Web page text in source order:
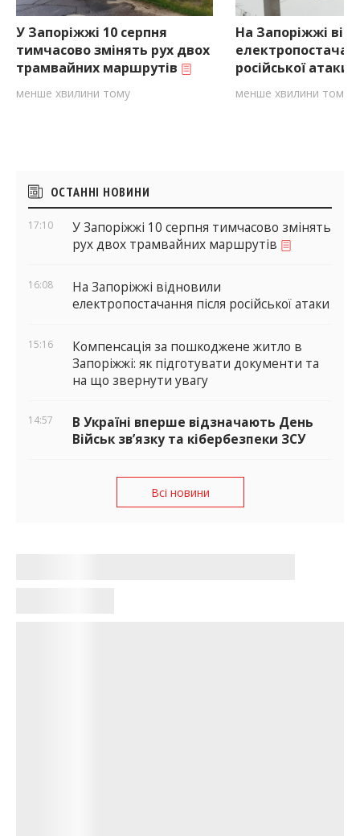
У Запоріжжі 10 серпня
тимчасово змінять рух двох
трамвайних маршрутів
менше хвилини тому
На Запоріжжі
російської атаки
менше хвилини тому
Бічні
віджети
ОСТАННІ НОВИНИ
17:10
У Запоріжжі 10 серпня тимчасово змінять
рух двох трамвайних маршрутів
16:08
На Запоріжжі відновили
електропостачання після російської атаки
15:16
Компенсація за пошкоджене житло в
Запоріжжі: як підготувати документи та
на що звернути увагу
14:57
В Україні вперше відзначають День
Військ зв’язку та кібербезпеки ЗСУ
Всі новини